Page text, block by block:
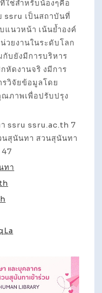
ใช่สำหรับน้องๆคือ
ssru เป็นสถาบันที่
นวหน้า เน้นย้ำองค์
ยงานในระดับโลก
บยังมีการบริหาร
หัดงานจริ งมีการ
วิจัยข้อมูลโดย
ภาพเพื่อปรับปรุง
ssru ssru.ac.th 7
สุนันทา สวนสุนันทา
ทา